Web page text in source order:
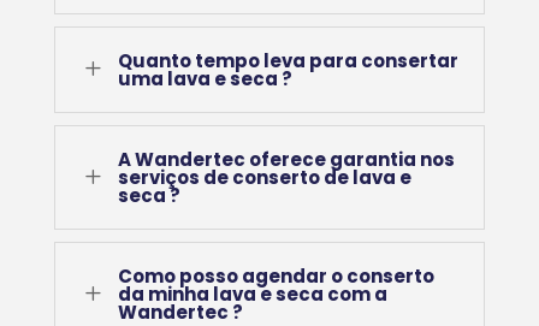
L Quanto tempo leva para consertar
uma lava e seca ?
L
A Wandertec oferece garantia nos
serviços de conserto de lava e
seca ?
L
Como posso agendar o conserto
da minha lava e seca com a
Wandertec ?